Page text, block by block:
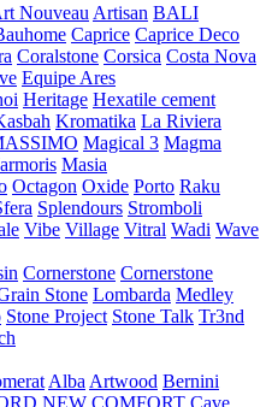
Nouveau Artisan BALI
Caprice Caprice Deco
Coralstone Corsica Costa Nova
Equipe Ares
Heritage Hexatile cement
Kromatika La Riviera
Magical 3 Magma
Masia
Octagon Oxide Porto Raku
Splendours Stromboli
Vibe Village Vitral Wadi Wave
Cornerstone Cornerstone
Stone Lombarda Medley
Stone Project Stone Talk Tr3nd
Alba Artwood Bernini